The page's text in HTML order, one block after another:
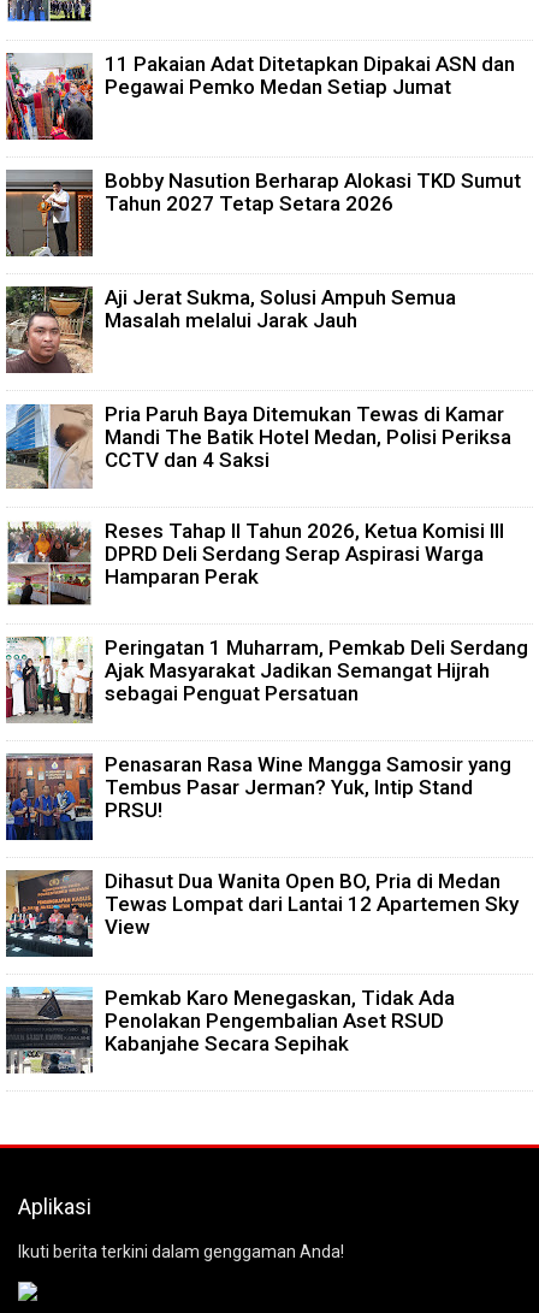
11 Pakaian Adat Ditetapkan Dipakai ASN dan
Pegawai Pemko Medan Setiap Jumat
Bobby Nasution Berharap Alokasi TKD Sumut
Tahun 2027 Tetap Setara 2026
Aji Jerat Sukma, Solusi Ampuh Semua
Masalah melalui Jarak Jauh
Pria Paruh Baya Ditemukan Tewas di Kamar
Mandi The Batik Hotel Medan, Polisi Periksa
CCTV dan 4 Saksi
Reses Tahap II Tahun 2026, Ketua Komisi III
DPRD Deli Serdang Serap Aspirasi Warga
Hamparan Perak
Peringatan 1 Muharram, Pemkab Deli Serdang
Ajak Masyarakat Jadikan Semangat Hijrah
sebagai Penguat Persatuan
Penasaran Rasa Wine Mangga Samosir yang
Tembus Pasar Jerman? Yuk, Intip Stand
PRSU!
Dihasut Dua Wanita Open BO, Pria di Medan
Tewas Lompat dari Lantai 12 Apartemen Sky
View
Pemkab Karo Menegaskan, Tidak Ada
Penolakan Pengembalian Aset RSUD
Kabanjahe Secara Sepihak
Aplikasi
Ikuti berita terkini dalam genggaman Anda!